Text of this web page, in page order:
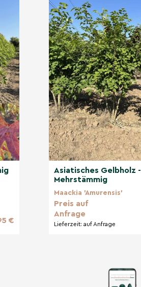
€
Asiatisches Gelbholz -
Mehrstämmig
Maackia 'Amurensis'
Preis auf
Anfrage
Lieferzeit: auf Anfrage